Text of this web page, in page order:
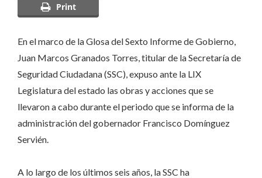
Print
En el marco de la Glosa del Sexto Informe de Gobierno,
Juan Marcos Granados Torres, titular de la Secretaría de
Seguridad Ciudadana (SSC), expuso ante la LIX
Legislatura del estado las obras y acciones que se
llevaron a cabo durante el periodo que se informa de la
administración del gobernador Francisco Domínguez
Servién.
A lo largo de los últimos seis años, la SSC ha